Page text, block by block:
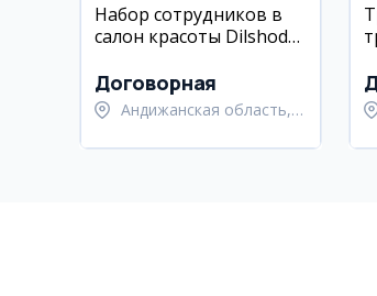
Набор сотрудников в
салон красоты Dilshoda
Договорная
Андижанская область,